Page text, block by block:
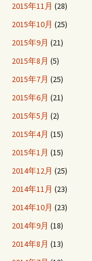
2015年11月 (28)
2015年10月 (25)
2015年9月 (21)
2015年8月 (5)
2015年7月 (25)
2015年6月 (21)
2015年5月 (2)
2015年4月 (15)
2015年1月 (15)
2014年12月 (25)
2014年11月 (23)
2014年10月 (23)
2014年9月 (18)
2014年8月 (13)